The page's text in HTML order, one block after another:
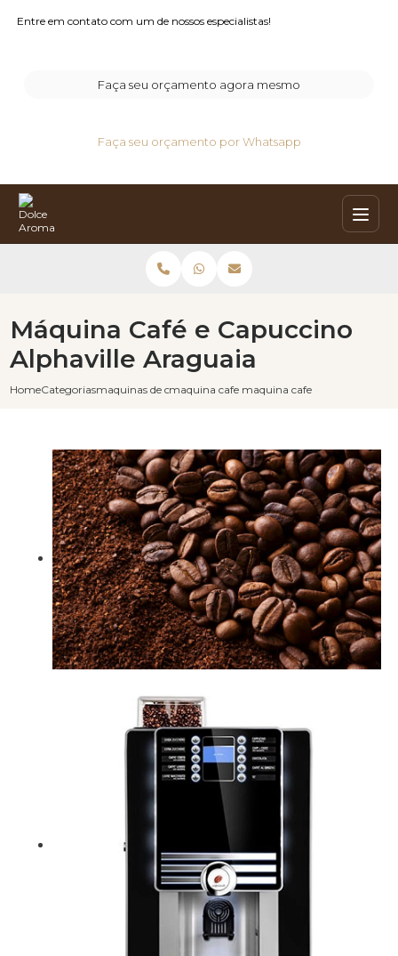
Entre em contato com um de nossos especialistas!
Faça seu orçamento agora mesmo
Faça seu orçamento por Whatsapp
HomeCategoriasmaquinas de cafe capuccino
maquina cafe e capuccinomaquina cafe e capuccino
Máquina Café e Capuccino
Alphaville Araguaia